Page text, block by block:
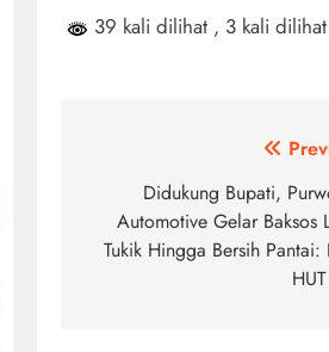
39 kali dilihat , 3 kali
Didukung Bupati,
Automotive Gelar Baksos
Tukik Hingga Bersih Pantai: